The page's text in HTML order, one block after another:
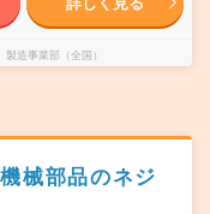
造事業部（全国）
械部品のネジ